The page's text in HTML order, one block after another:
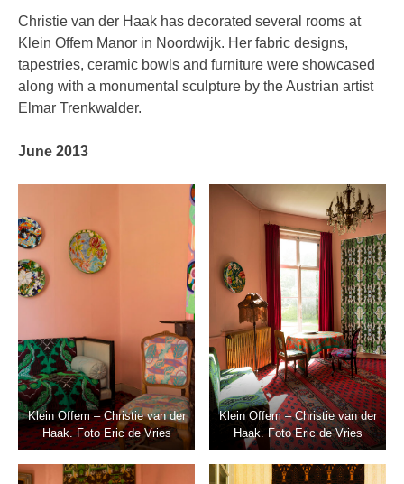
Christie van der Haak has decorated several rooms at
Klein Offem Manor in Noordwijk. Her fabric designs,
tapestries, ceramic bowls and furniture were showcased
along with a monumental sculpture by the Austrian artist
Elmar Trenkwalder.
June 2013
Klein Offem – Christie van der
Haak. Foto Eric de Vries
Klein Offem – Christie van der
Haak. Foto Eric de Vries